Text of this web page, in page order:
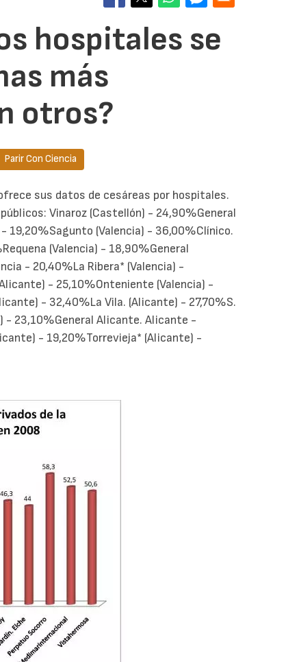
hospitales se
más
otros?
Parir Con Ciencia
sus datos de cesáreas por hospitales.
Vinaroz (Castellón) - 24,90%General
19,20%Sagunto (Valencia) - 36,00%Clínico.
(Valencia) - 18,90%General
- 20,40%La Ribera* (Valencia) -
- 25,10%Onteniente (Valencia) -
- 32,40%La Vila. (Alicante) - 27,70%S.
- 23,10%General Alicante. Alicante -
- 19,20%Torrevieja* (Alicante) -